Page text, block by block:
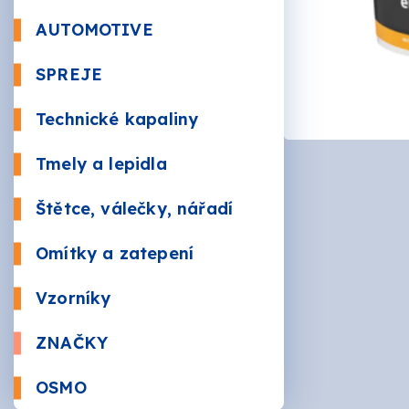
Beton
AUTOMOTIVE
SPREJE
Technické kapaliny
Tmely a lepidla
Štětce, válečky, nářadí
Omítky a zatepení
Vzorníky
ZNAČKY
OSMO